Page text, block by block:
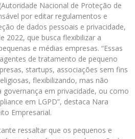
Nacional de Proteção de
por editar regulamentos e
de dados pessoais e privacidade,
2022, que busca flexibilizar a
e médias empresas. “Essas
de tratamento de pequeno
startups, associações sem fins
flexibilizando, mas não
governança em privacidade, ou como
em LGPD”, destaca Nara
Empresarial.
ressaltar que os pequenos e